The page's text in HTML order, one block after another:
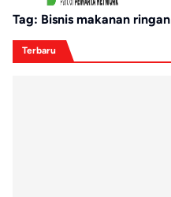
Tag: Bisnis makanan ringan
Terbaru